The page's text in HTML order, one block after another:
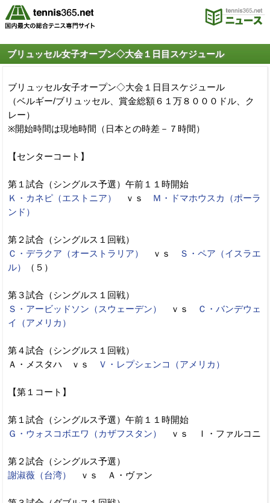
ブリュッセル女子オープン◇大会１日目スケジュール
ブリュッセル女子オープン◇大会１日目スケジュール
（ベルギー/ブリュッセル、賞金総額６１万８０００ドル、ク
レー）
※開始時間は現地時間（日本との時差－７時間）
【センターコート】
第１試合（シングルス予選）午前１１時開始
Ｋ・カネピ（エストニア）
ｖｓ
Ｍ・ドマホウスカ（ポーラ
ンド）
第２試合（シングルス１回戦）
Ｃ・デラクア（オーストラリア）
ｖｓ
Ｓ・ペア（イスラエ
ル）
（５）
第３試合（シングルス１回戦）
Ｓ・アービッドソン（スウェーデン）
ｖｓ
Ｃ・バンデウェ
イ（アメリカ）
第４試合（シングルス１回戦）
Ａ・メスタハ ｖｓ
Ｖ・レプシェンコ（アメリカ）
【第１コート】
第１試合（シングルス予選）午前１１時開始
Ｇ・ウォスコボエワ（カザフスタン）
ｖｓ Ｉ・ファルコニ
第２試合（シングルス予選）
謝淑薇（台湾）
ｖｓ Ａ・ヴァン